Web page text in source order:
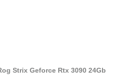
Strix Geforce Rtx 3090 24Gb